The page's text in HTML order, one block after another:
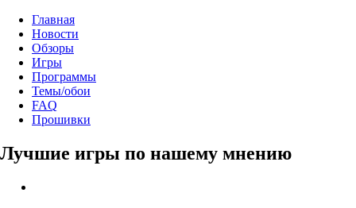
Главная
Новости
Обзоры
Игры
Программы
Темы/обои
FAQ
Прошивки
Лучшие игры по нашему мнению